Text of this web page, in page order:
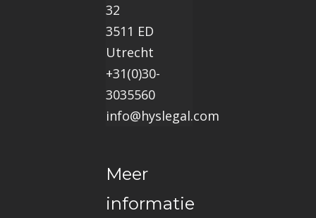
32
3511 ED
Utrecht
+31(0)30-
3035560
info@hyslegal.com
Meer
informatie